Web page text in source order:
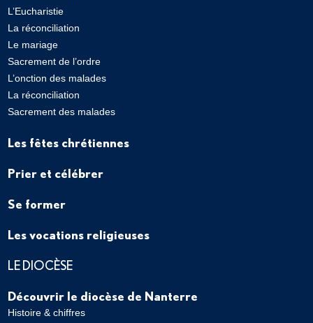
L’Eucharistie
La réconciliation
Le mariage
Sacrement de l’ordre
L’onction des malades
La réconciliation
Sacrement des malades
Les fêtes chrétiennes
Prier et célébrer
Se former
Les vocations religieuses
LE DIOCÈSE
Découvrir le diocèse de Nanterre
Histoire & chiffres